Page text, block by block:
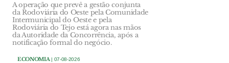
A operação que prevê a gestão conjunta
da Rodoviária do Oeste pela Comunidade
Intermunicipal do Oeste e pela
Rodoviária do Tejo está agora nas mãos
da Autoridade da Concorrência, após a
notificação formal do negócio.
ECONOMIA | 07-08-2026